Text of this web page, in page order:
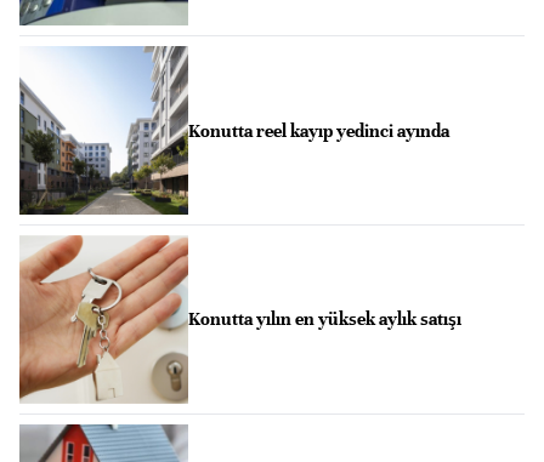
Konutta reel kayıp yedinci ayında
Konutta yılın en yüksek aylık satışı